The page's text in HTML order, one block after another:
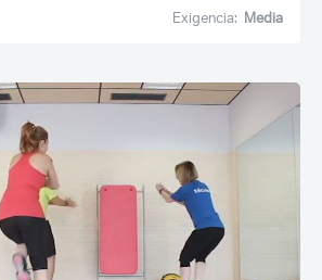
Exigencia: Media